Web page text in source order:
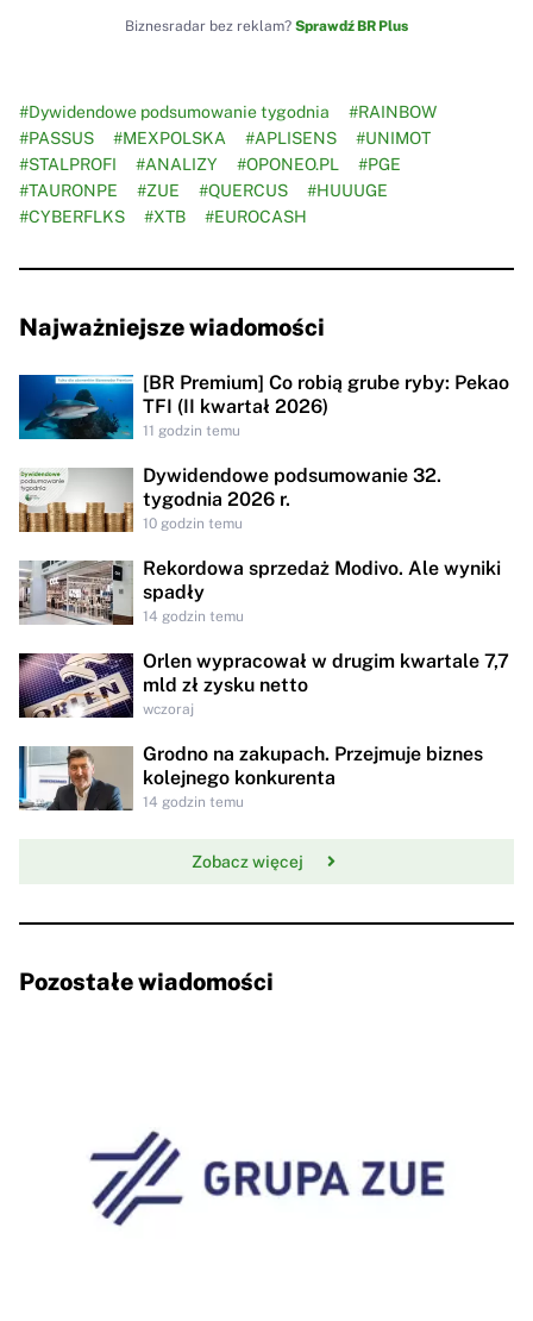
Biznesradar bez reklam? Sprawdź BR Plus
#Dywidendowe podsumowanie tygodnia
#RAINBOW
#PASSUS
#MEXPOLSKA #APLISENS
#UNIMOT
#STALPROFI
#ANALIZY #OPONEO.PL
#PGE
#TAURONPE
#ZUE #QUERCUS
#HUUUGE
#CYBERFLKS
#XTB #EUROCASH
Najważniejsze wiadomości
[BR Premium] Co robią grube ryby: Pekao
TFI (II kwartał 2026)
11 godzin temu
Dywidendowe podsumowanie 32.
tygodnia 2026 r.
10 godzin temu
Rekordowa sprzedaż Modivo. Ale wyniki
spadły
14 godzin temu
Orlen wypracował w drugim kwartale 7,7
mld zł zysku netto
wczoraj
Grodno na zakupach. Przejmuje biznes
kolejnego konkurenta
14 godzin temu
Zobacz więcej
Pozostałe wiadomości